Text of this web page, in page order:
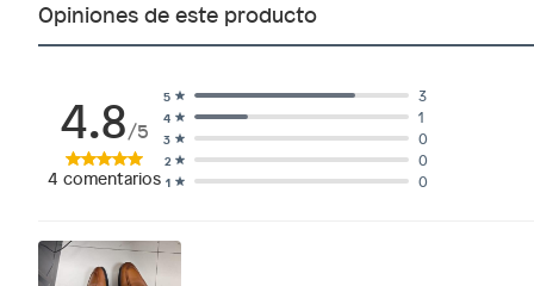
Opiniones de este producto
4.8/5
4 comentarios 1 0
2 0
3 0
4 1
5 3